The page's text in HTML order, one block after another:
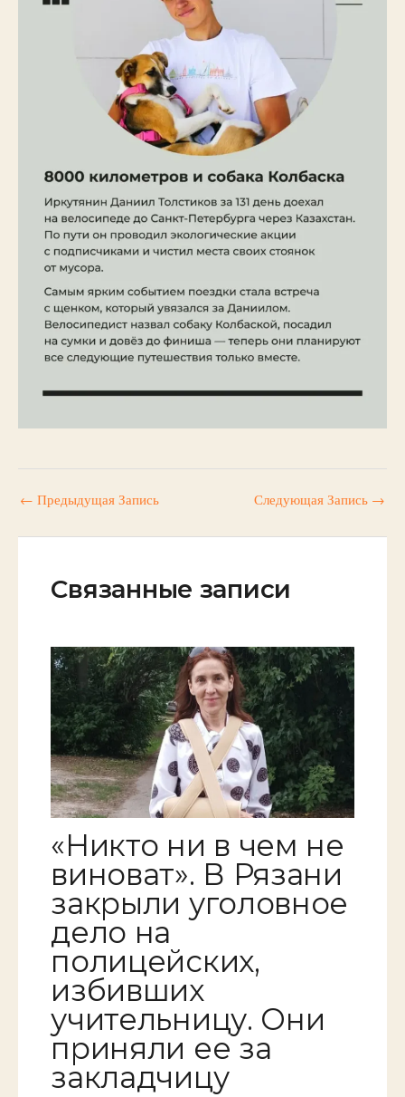
← Предыдущая Запись Следующая Запись →
Связанные записи
«Никто ни в чем не
виноват». В Рязани
закрыли уголовное
дело на
полицейских,
избивших
учительницу. Они
приняли ее за
закладчицу